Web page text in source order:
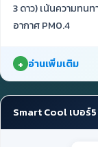
3 ดาว) เน้นความทน
อากาศ PM0.4
อ่านเพิ่มเติม
Smart Cool เบอร์